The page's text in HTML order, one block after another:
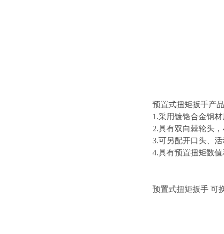
预置式扭矩扳手产
1.采用镀铬合金钢
2.具有双向棘轮头
3.可另配开口头、
4.具有预置扭矩数
预置式扭矩扳手 可